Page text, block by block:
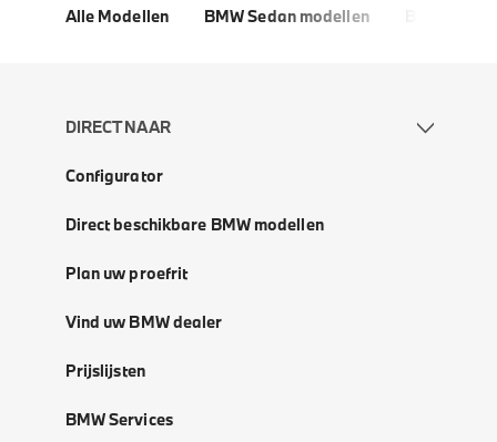
Alle Modellen BMW Sedan modellen
DIRECT NAAR
Configurator
Direct beschikbare BMW modellen
Plan uw proefrit
Vind uw BMW dealer
Prijslijsten
BMW Services